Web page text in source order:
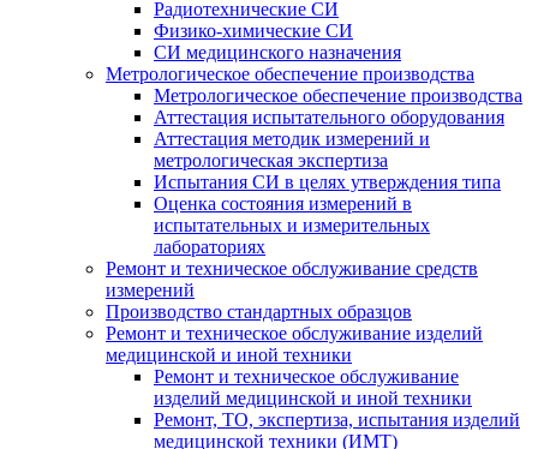
Радиотехнические СИ
Физико-химические СИ
СИ медицинского назначения
Метрологическое обеспечение производства
Метрологическое обеспечение производства
Аттестация испытательного оборудования
Аттестация методик измерений и
метрологическая экспертиза
Испытания СИ в целях утверждения типа
Оценка состояния измерений в
испытательных и измерительных
лабораториях
Ремонт и техническое обслуживание средств
измерений
Производство стандартных образцов
Ремонт и техническое обслуживание изделий
медицинской и иной техники
Ремонт и техническое обслуживание
изделий медицинской и иной техники
Ремонт, ТО, экспертиза, испытания изделий
медицинской техники (ИМТ)